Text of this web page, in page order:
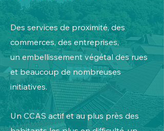
Des services de proximité, des
commerces, des entreprises,
un embellissement végétal des rues
et beaucoup de nombreuses
initiatives.
Un CCAS actif et au plus près des